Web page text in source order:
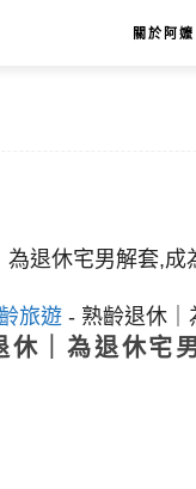
關於阿嬤
旅遊 - 熟齡退休｜
休｜為退休宅